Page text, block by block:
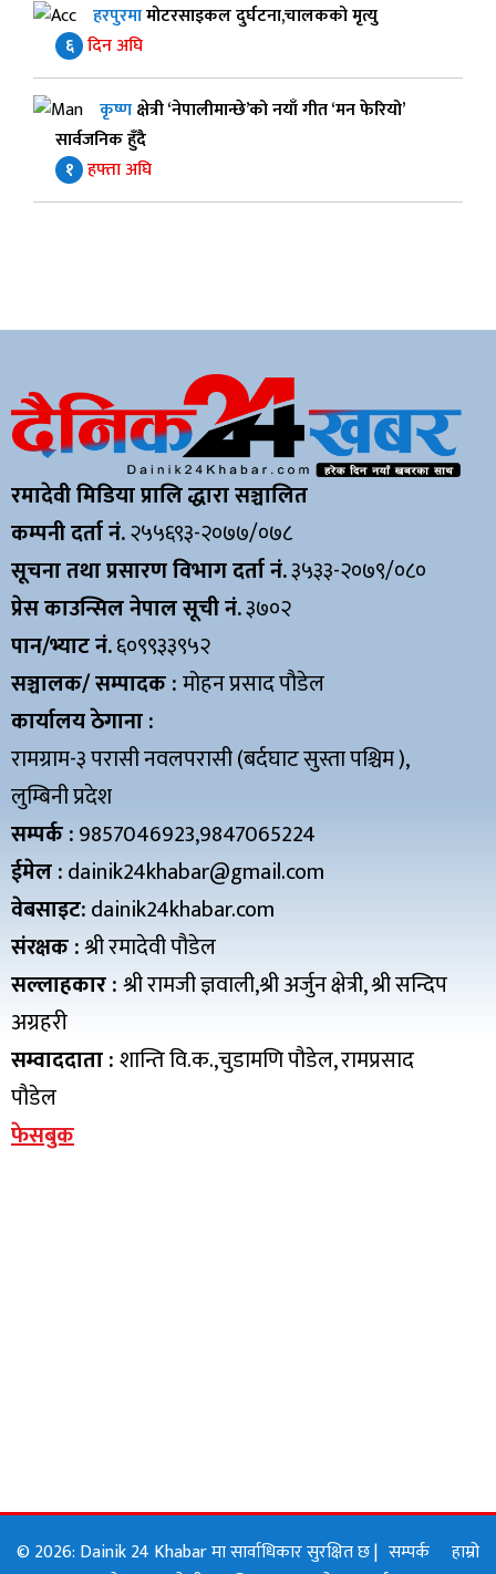
हरपुरमामोटरसाइकल दुर्घटना,चालकको मृत्यु
६ दिन अघि
कृष्णक्षेत्री ‘नेपालीमान्छे’को नयाँ गीत ‘मन फेरियो’
सार्वजनिक हुँदै
१ हफ्ता अघि
रमादेवी मिडिया प्रालि द्धारा सञ्चालित
कम्पनी दर्ता नं.२५५६९३-२०७७/०७८
सूचना तथा प्रसारण विभाग दर्ता नं.३५३३-२०७९/०८०
प्रेस काउन्सिल नेपाल सूची नं.३७०२
पान/भ्याट नं.६०९९३३९५२
सञ्चालक/ सम्पादक :मोहन प्रसाद पौडेल
कार्यालय ठेगाना :
रामग्राम-३ परासी नवलपरासी (बर्दघाट सुस्ता पश्चिम ),
लुम्बिनी प्रदेश
सम्पर्क :9857046923,9847065224
ईमेल :dainik24khabar@gmail.com
वेबसाइट:dainik24khabar.com
संरक्षक :श्री रमादेवी पौडेल
सल्लाहकार :श्री रामजी ज्ञवाली,श्री अर्जुन क्षेत्री, श्री सन्दिप
अग्रहरी
सम्वाददाता :शान्ति वि.क.,चुडामणि पौडेल, रामप्रसाद
पौडेल
फेसबुक
© 2026: Dainik 24 Khabar मा सार्वाधिकार सुरक्षित छ | सम्पर्क
हाम्रो